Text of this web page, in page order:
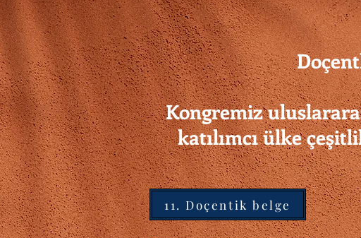
Kongremiz
katılımcı ülke
11. Doçentik belge